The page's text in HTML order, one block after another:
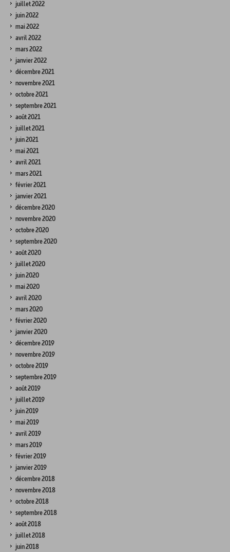
juillet 2022
juin 2022
mai 2022
avril 2022
mars 2022
janvier 2022
décembre 2021
novembre 2021
octobre 2021
septembre 2021
août 2021
juillet 2021
juin 2021
mai 2021
avril 2021
mars 2021
février 2021
janvier 2021
décembre 2020
novembre 2020
octobre 2020
septembre 2020
août 2020
juillet 2020
juin 2020
mai 2020
avril 2020
mars 2020
février 2020
janvier 2020
décembre 2019
novembre 2019
octobre 2019
septembre 2019
août 2019
juillet 2019
juin 2019
mai 2019
avril 2019
mars 2019
février 2019
janvier 2019
décembre 2018
novembre 2018
octobre 2018
septembre 2018
août 2018
juillet 2018
juin 2018